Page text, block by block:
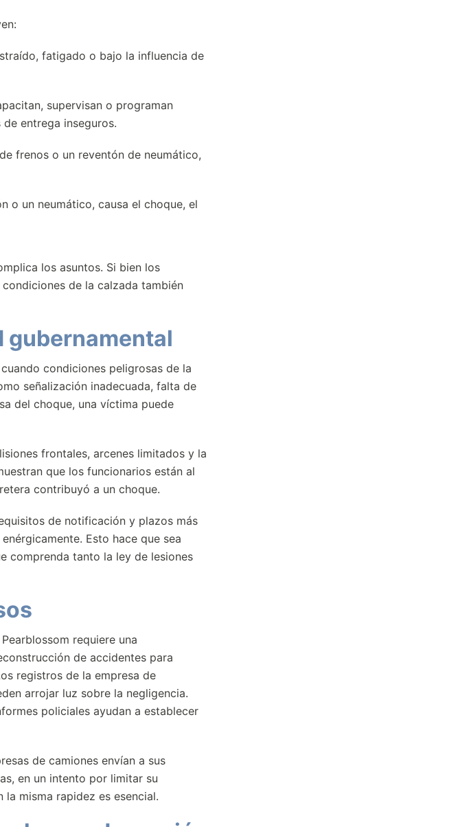
fatigado o bajo la influencia de
supervisan o programan
entrega inseguros.
frenos o un reventón de neumático,
o un neumático, causa el choque, el
los asuntos. Si bien los
de la calzada también
gubernamental
condiciones peligrosas de la
señalización inadecuada, falta de
del choque, una víctima puede
frontales, arcenes limitados y la
que los funcionarios están al
contribuyó a un choque.
de notificación y plazos más
Esto hace que sea
comprenda tanto la ley de lesiones
requiere una
de accidentes para
registros de la empresa de
arrojar luz sobre la negligencia.
policiales ayudan a establecer
de camiones envían a sus
en un intento por limitar su
misma rapidez es esencial.